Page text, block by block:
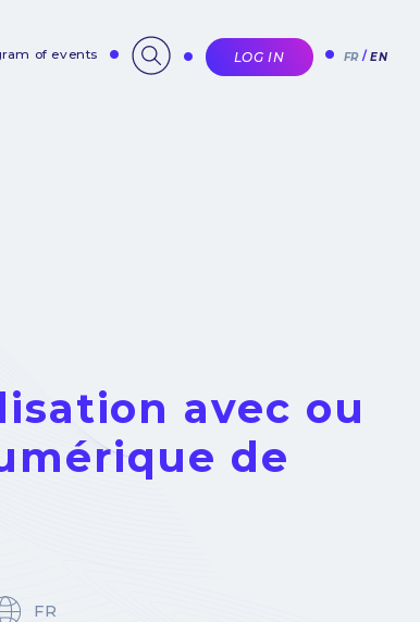
of events LOG IN FR EN
avec ou
de
FR